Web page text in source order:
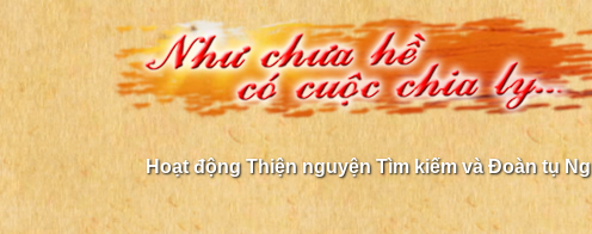
Hoạt động Thiện nguyện Tìm kiếm và Đoàn tụ